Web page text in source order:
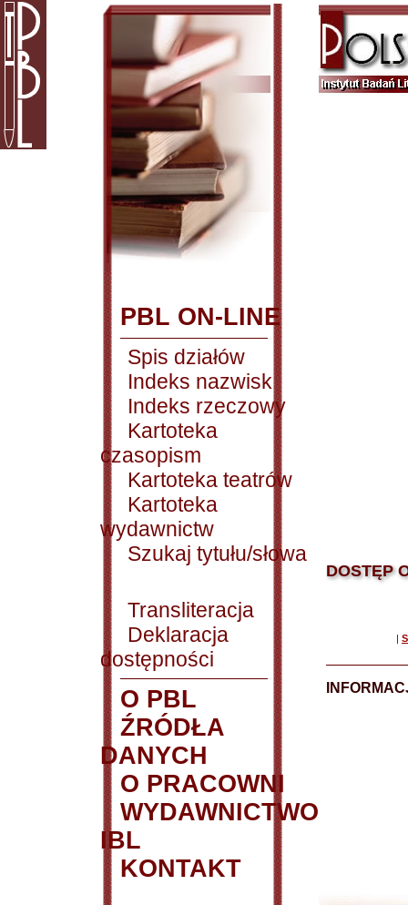
PBL ON-LINE
Spis działów
Indeks nazwisk
Indeks rzeczowy
Kartoteka
czasopism
Kartoteka teatrów
Kartoteka
wydawnictw
Szukaj tytułu/słowa
Transliteracja
Deklaracja
dostępności
O PBL
ŹRÓDŁA
DANYCH
O PRACOWNI
WYDAWNICTWO
IBL
KONTAKT
DOSTĘP
|